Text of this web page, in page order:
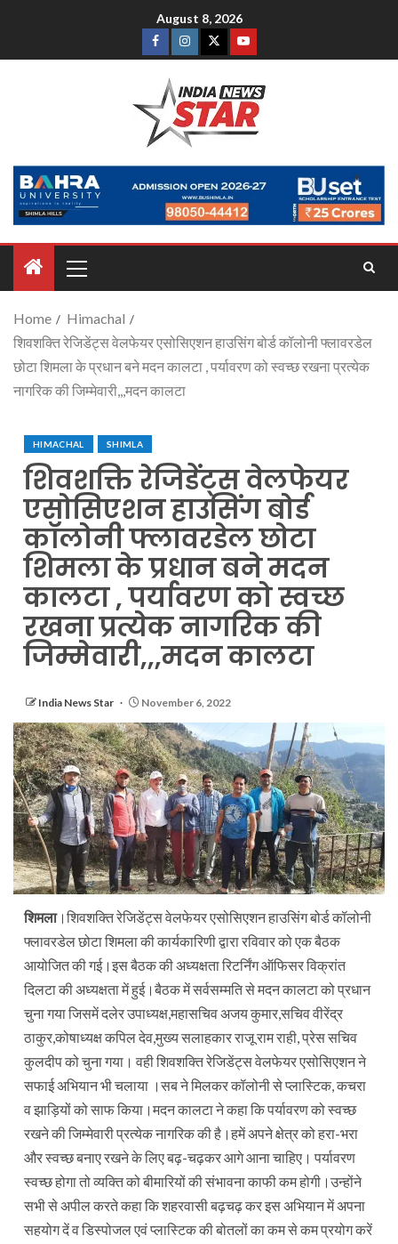
August 8, 2026
Home
Himachal
शिवशक्ति रेजिडेंट्स वेलफेयर एसोसिएशन हाउसिंग बोर्ड कॉलोनी फ्लावरडेल
छोटा शिमला के प्रधान बने मदन कालटा , पर्यावरण को स्वच्छ रखना प्रत्येक
नागरिक की जिम्मेवारी,,,मदन कालटा
HIMACHAL SHIMLA
शिवशक्ति रेजिडेंट्स वेलफेयर
एसोसिएशन हाउसिंग बोर्ड
कॉलोनी फ्लावरडेल छोटा
शिमला के प्रधान बने मदन
कालटा , पर्यावरण को स्वच्छ
रखना प्रत्येक नागरिक की
जिम्मेवारी,,,मदन कालटा
India News Star November 6, 2022
शिमला।शिवशक्ति रेजिडेंट्स वेलफेयर एसोसिएशन हाउसिंग बोर्ड कॉलोनी
फ्लावरडेल छोटा शिमला की कार्यकारिणी द्वारा रविवार को एक बैठक
आयोजित की गई।इस बैठक की अध्यक्षता रिटर्निंग ऑफिसर विक्रांत
दिलटा की अध्यक्षता में हुई।बैठक में सर्वसम्मति से मदन कालटा को प्रधान
चुना गया जिसमें दलेर उपाध्यक्ष,महासचिव अजय कुमार,सचिव वीरेंद्र
ठाकुर,कोषाध्यक्ष कपिल देव,मुख्य सलाहकार राजू राम राही, प्रेस सचिव
कुलदीप को चुना गया। वही शिवशक्ति रेजिडेंट्स वेलफेयर एसोसिएशन ने
सफाई अभियान भी चलाया ।सब ने मिलकर कॉलोनी से प्लास्टिक, कचरा
व झाड़ियों को साफ किया।मदन कालटा ने कहा कि पर्यावरण को स्वच्छ
रखने की जिम्मेवारी प्रत्येक नागरिक की है।हमें अपने क्षेत्र को हरा-भरा
और स्वच्छ बनाए रखने के लिए बढ़-चढ़कर आगे आना चाहिए। पर्यावरण
स्वच्छ होगा तो व्यक्ति को बीमारियों की संभावना काफी कम होगी।उन्होंने
सभी से अपील करते कहा कि शहरवासी बढ़चढ़ कर इस अभियान में अपना
सहयोग दें व डिस्पोजल एवं प्लास्टिक की बोतलों का कम से कम प्रयोग करें